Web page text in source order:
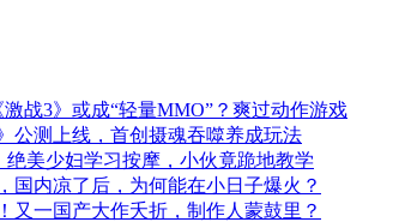
战3》或成“轻量MMO”？爽过动作游戏
公测上线，首创摄魂吞噬养成玩法
绝美少妇学习按摩，小伙竟跪地教学
国内凉了后，为何能在小日子爆火？
又一国产大作夭折，制作人蒙鼓里？